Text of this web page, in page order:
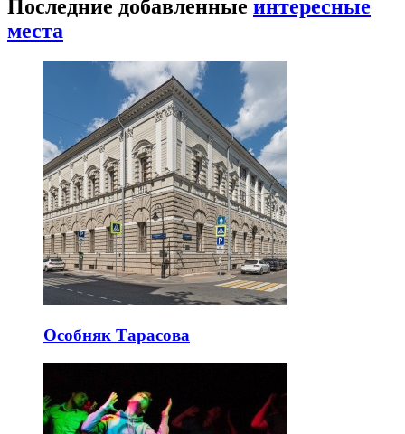
Последние добавленные интересные
места
Особняк Тарасова